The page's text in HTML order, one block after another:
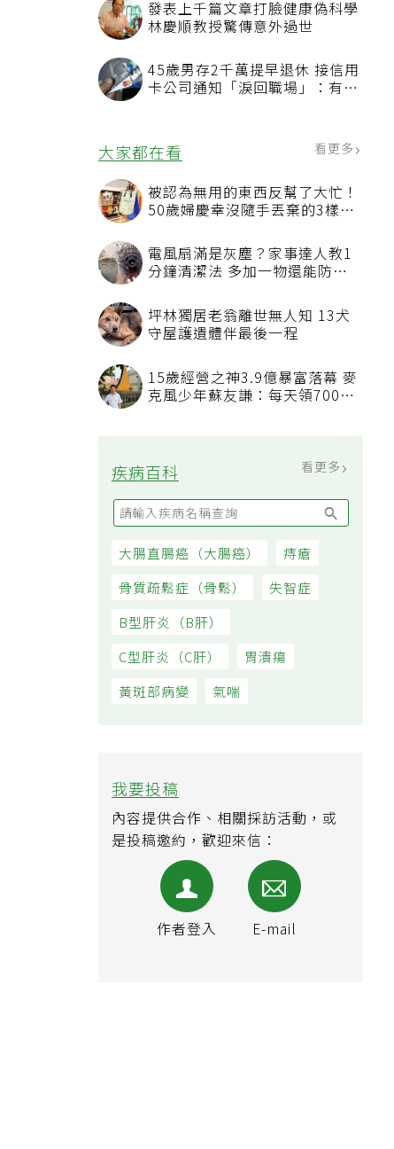
發表上千篇文章打臉健康偽科學
林慶順教授驚傳意外過世
45歲男存2千萬提早退休 接信用
卡公司通知「淚回職場」：有錢
大家都在看 看更多
被認為無用的東西反幫了大忙！
50歲婦慶幸沒隨手丟棄的3樣物
電風扇滿是灰塵？家事達人教1
分鐘清潔法 多加一物還能防髒
坪林獨居老翁離世無人知 13犬
守屋護遺體伴最後一程
15歲經營之神3.9億暴富落幕 麥
克風少年蘇友謙：每天領700元
疾病百科
大腸直腸癌（大腸癌） 痔瘡
骨質疏鬆症（骨鬆） 失智症
B型肝炎（B肝）
C型肝炎（C肝）
黃斑部病變
我要投稿
內容提供合作、相關採訪活動，或
是投稿邀約，歡迎來信：